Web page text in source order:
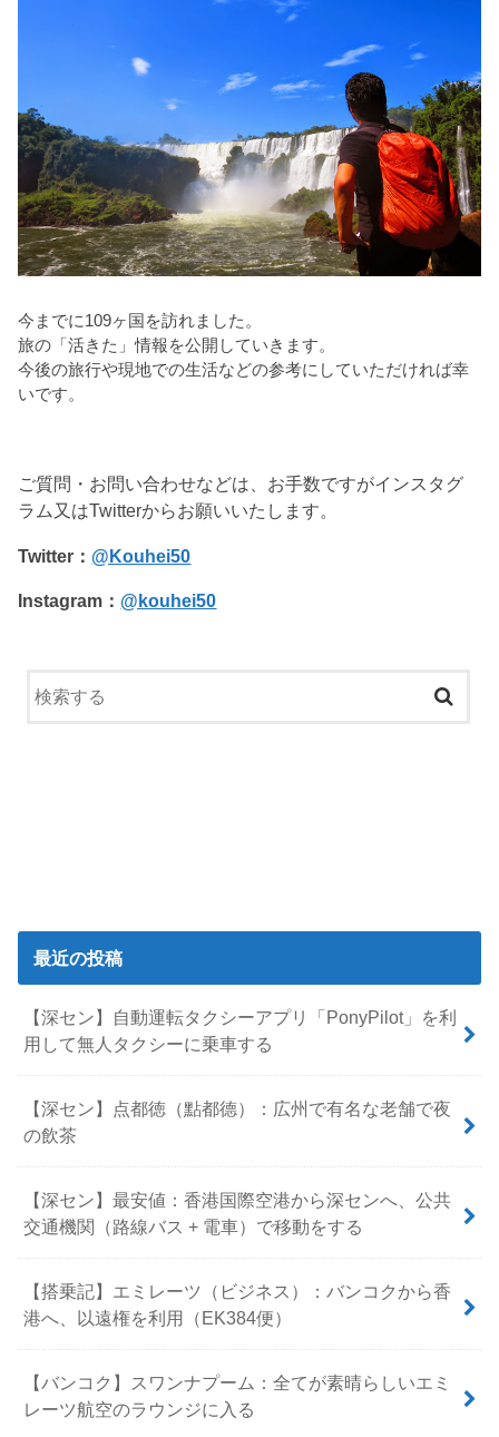
今までに109ヶ国を訪れました。
旅の「活きた」情報を公開していきます。
今後の旅行や現地での生活などの参考にしていただければ幸
いです。
ご質問・お問い合わせなどは、お手数ですがインスタグ
ラム又はTwitterからお願いいたします。
Twitter： @Kouhei50
Instagram： @kouhei50
最近の投稿
【深セン】自動運転タクシーアプリ「PonyPilot」を利
用して無人タクシーに乗車する
【深セン】点都徳（點都德）：広州で有名な老舗で夜
の飲茶
【深セン】最安値：香港国際空港から深センへ、公共
交通機関（路線バス + 電車）で移動をする
【搭乗記】エミレーツ（ビジネス）：バンコクから香
港へ、以遠権を利用（EK384便）
【バンコク】スワンナプーム：全てが素晴らしいエミ
レーツ航空のラウンジに入る